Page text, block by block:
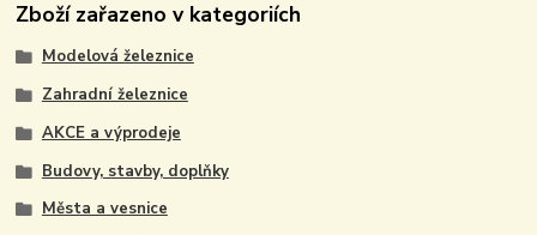
Zboží zařazeno v kategoriích
Modelová železnice
Zahradní železnice
AKCE a výprodeje
Budovy, stavby, doplňky
Města a vesnice